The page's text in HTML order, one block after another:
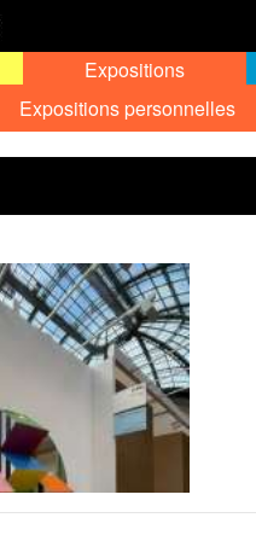
Expositions
Expositions personnelles